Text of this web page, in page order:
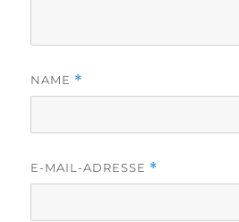
NAME *
E-MAIL-ADRESSE *